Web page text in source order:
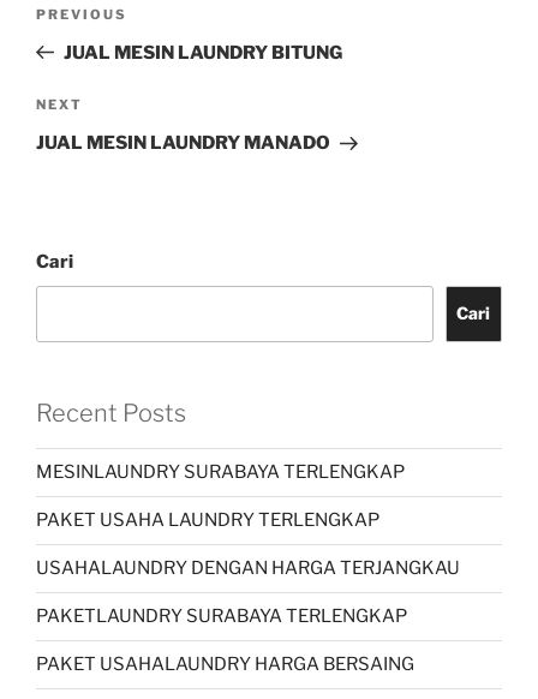
PREVIOUS
JUAL MESIN LAUNDRY BITUNG
NEXT
JUAL MESIN LAUNDRY MANADO
Cari
Cari
Recent Posts
MESINLAUNDRY SURABAYA TERLENGKAP
PAKET USAHA LAUNDRY TERLENGKAP
USAHALAUNDRY DENGAN HARGA TERJANGKAU
PAKETLAUNDRY SURABAYA TERLENGKAP
PAKET USAHALAUNDRY HARGA BERSAING